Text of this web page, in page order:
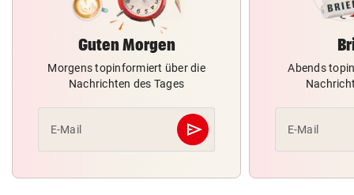
Guten Morgen
Morgens topinformiert über die
Nachrichten des Tages
E-Mail send
Abschicken
Abends
E-Mail